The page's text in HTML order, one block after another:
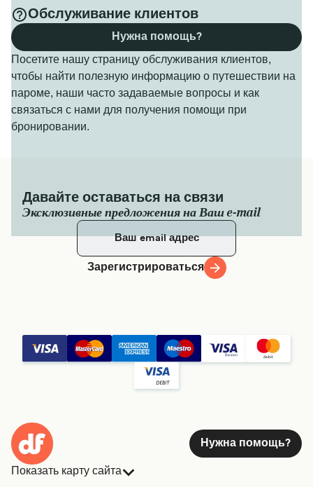
Обслуживание клиентов
Посетите нашу страницу обслуживания клиентов,
чтобы найти полезную информацию о путешествии на
пароме, наши часто задаваемые вопросы и как
связаться с нами для получения помощи при
бронировании.
Нужна помощь?
Давайте оставаться на связи
Эксклюзивные предложения на Ваш e-mail
Зарегистрироваться
Нужна помощь?
Показать карту сайта